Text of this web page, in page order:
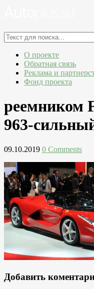
О проекте
Обратная связь
Реклама и
Фонд проекта
реемником
963-
09.10.2019 0 Comments
Добавить